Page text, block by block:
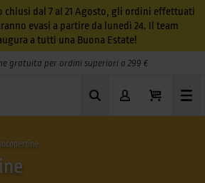
dal 7 al 21 Agosto, gli ordini effettuati
evasi a partire da lunedì 24. Il team
a tutti una Buona Estate!
gratuita per ordini superiori a 299 €